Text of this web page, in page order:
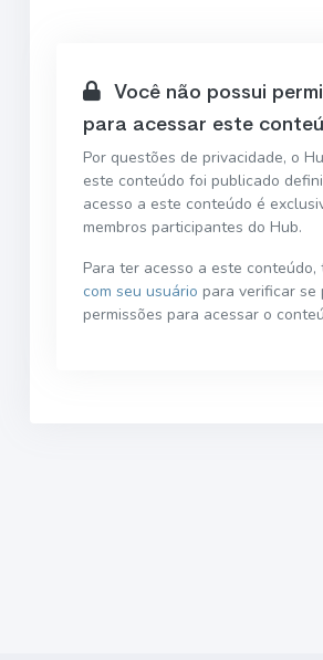
Você não possui
para acessar este
Por questões de privacidade, o
este conteúdo foi publicado
acesso a este conteúdo é
membros participantes do Hub.
Para ter acesso a este conteúdo,
com seu usuário para verificar se
permissões para acessar o